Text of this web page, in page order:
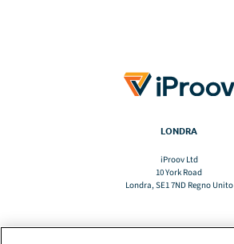
LONDRA
iProov Ltd
10 York Road
Londra, SE1 7ND Regno Unito